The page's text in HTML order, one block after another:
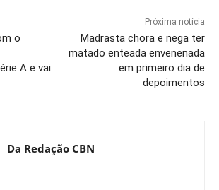
o
A e vai
Próxima notícia
Madrasta chora e nega ter
matado enteada envenenada
em primeiro dia de
depoimentos
Da Redação CBN